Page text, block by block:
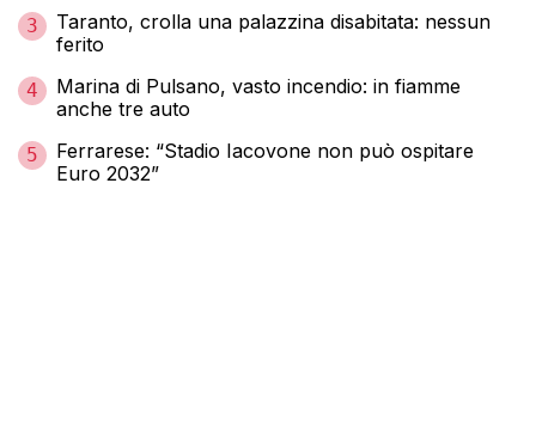
3
Taranto, crolla una palazzina disabitata: nessun
ferito
4
Marina di Pulsano, vasto incendio: in fiamme
anche tre auto
5
Ferrarese: “Stadio Iacovone non può ospitare
Euro 2032”